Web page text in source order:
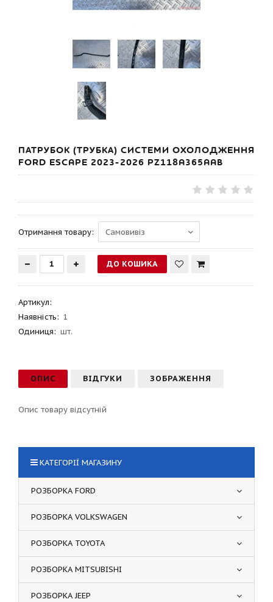
ПАТРУБОК (ТРУБКА) СИСТЕМИ ОХОЛОДЖЕННЯ
FORD ESCAPE 2023-2026 PZ118A365AAB
Отримання товару:
Артикул:
Наявність: 1
Одиниця: шт.
ОПИС ВІДГУКИ ЗОБРАЖЕННЯ
Опис товару відсутній
КАТЕГОРІЇ МАГАЗИНУ
РОЗБОРКА FORD
РОЗБОРКА VOLKSWAGEN
РОЗБОРКА TOYOTA
РОЗБОРКА MITSUBISHI
РОЗБОРКА JEEP